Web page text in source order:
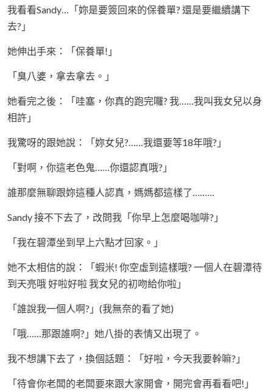
我看看Sandy…「妳是要簽回來的保養單? 還是要繼續講下
去?」
她伸出手來：「保養單!」
「臭八婆，拿去拿去。」
她看完之後：「哇塞，你真的跑完囉? 我……我叫我女兒以身
相許」
我驚呀的跟她說：「妳女兒?……我還要等18年哦?」
「對啊，你這老色鬼……你還認真哦?」
誰那麼無聊跟妳這種人認真，媽媽都這樣了………
Sandy 接不下去了，改問我「你早上怎麼喝咖啡?」
「我在碧潭坐到早上六點才回家。」
她不太相信的說：「蝦米! 你空虛到這樣哦? 一個人在碧潭待
到天亮哦 好啦好啦 我女兒的初吻給你啦」
「誰說我一個人啊?」(我無奈的看了她)
「哦……那跟誰啊?」她八掛的表情又出現了。
我不想講下去了，換個話題：「好啦，今天我要幹嘛?」
「待會你老闆的老闆要來跟大家開會，開完會再看看吧!」